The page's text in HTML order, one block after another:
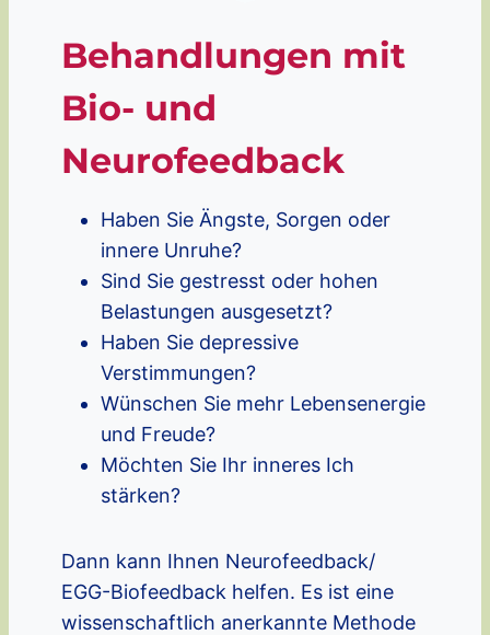
Behandlungen mit
Bio- und
Neurofeedback
Haben Sie Ängste, Sorgen oder
innere Unruhe?
Sind Sie gestresst oder hohen
Belastungen ausgesetzt?
Haben Sie depressive
Verstimmungen?
Wünschen Sie mehr Lebensenergie
und Freude?
Möchten Sie Ihr inneres Ich
stärken?
Dann kann Ihnen Neurofeedback/
EGG-Biofeedback helfen. Es ist eine
wissenschaftlich anerkannte Methode